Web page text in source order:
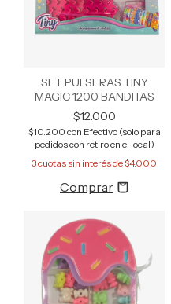
SET PULSERAS TINY
MAGIC 1200 BANDITAS
$12.000
$10.200 con Efectivo (solo para
pedidos con retiro en el local)
3cuotas sin interés de$4.000